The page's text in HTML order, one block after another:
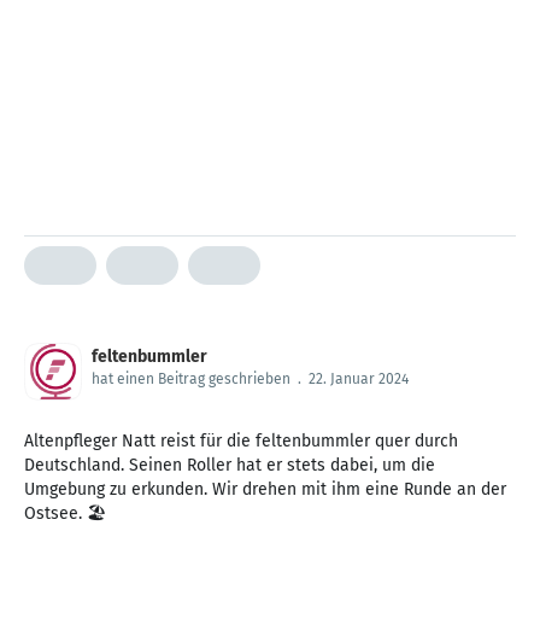
feltenbummler
hat einen Beitrag geschrieben . 22. Januar 2024
Altenpfleger Natt reist für die feltenbummler quer durch
Deutschland. Seinen Roller hat er stets dabei, um die
Umgebung zu erkunden. Wir drehen mit ihm eine Runde an der
Ostsee. 🏖️